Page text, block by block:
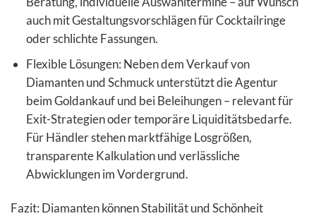
auch mit Gestaltungsvorschlägen für Cocktailringe
oder schlichte Fassungen.
Flexible Lösungen: Neben dem Verkauf von
Diamanten und Schmuck unterstützt die Agentur
beim Goldankauf und bei Beleihungen – relevant für
Exit-Strategien oder temporäre Liquiditätsbedarfe.
Für Händler stehen marktfähige Losgrößen,
transparente Kalkulation und verlässliche
Abwicklungen im Vordergrund.
Fazit: Diamanten können Stabilität und Schönheit